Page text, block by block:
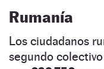
Rumanía
Los ciudadanos
segundo